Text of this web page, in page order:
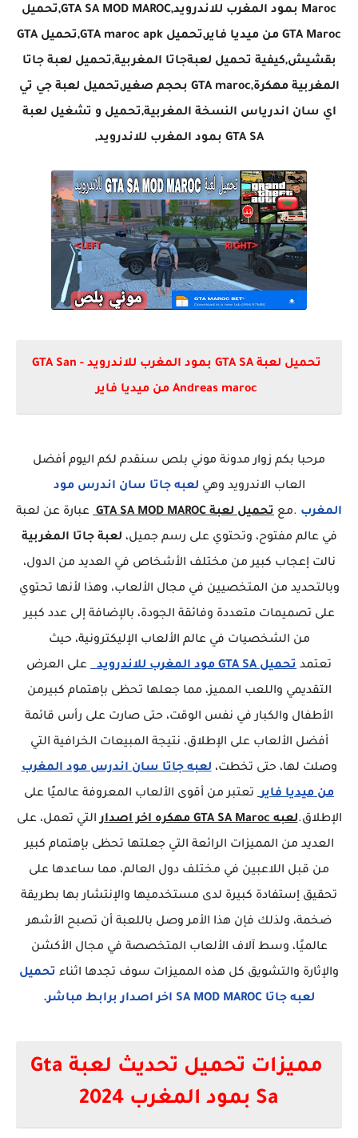
Maroc بمود المغرب للاندرويد,GTA SA MOD MAROC,تحميل
GTA Maroc من ميديا فاير,تحميل GTA maroc apk,تحميل GTA
بقشيش,كيفية تحميل لعبةجاتا المغربية,تحميل لعبة جاتا
المغربية مهكرة,GTA maroc بحجم صغير,تحميل لعبة جي تي
اي سان اندرياس النسخة المغربية,تحميل و تشغيل لعبة
GTA SA بمود المغرب للاندرويد,
تحميل لعبة GTA SA بمود المغرب للاندرويد - GTA San
Andreas maroc من ميديا فاير
مرحبا بكم زوار مدونة موني بلص سنقدم لكم اليوم أفضل
العاب الاندرويد وهي لعبه جاتا سان اندرس مود
المغرب .مع تحميل لعبة GTA SA MOD MAROC
عبارة عن لعبة
في عالم مفتوح، وتحتوي على رسم جميل، لعبة جاتا المغربية
نالت إعجاب كبير من مختلف الأشخاص في العديد من الدول،
وبالتحديد من المتخصيين في مجال الألعاب، وهذا لأنها تحتوي
على تصميمات متعددة وفائقة الجودة، بالإضافة إلى عدد كبير
من الشخصيات في عالم الألعاب الإليكترونية، حيث
تعتمد تحميل GTA SA مود المغرب للاندرويد
على العرض
التقديمي واللعب المميز، مما جعلها تحظى بإهتمام كبيرمن
الأطفال والكبار في نفس الوقت، حتى صارت على رأس قائمة
أفضل الألعاب على الإطلاق، نتيجة المبيعات الخرافية التي
وصلت لها، حتى تخطت،لعبه جاتا سان اندرس مود المغرب
من ميديا فاير تعتبر من أقوى الألعاب المعروفة عالميًا على
الإطلاق.لعبه GTA SA Maroc مهكره اخر اصدار
التي تعمل، على
العديد من المميزات الرائعة التي جعلتها تحظى بإهتمام كبير
من قبل اللاعبين في مختلف دول العالم، مما ساعدها على
تحقيق إستفادة كبيرة لدى مستخدميها والإنتشار بها بطريقة
ضخمة، ولذلك فإن هذا الأمر وصل باللعبة أن تصبح الأشهر
عالميًا، وسط آلاف الألعاب المتخصصة في مجال الأكشن
والإثارة والتشويق كل هذه المميزات سوف تجدها اثناء تحميل
لعبه جاتا SA MOD MAROC اخر اصدار برابط مباشر.
مميزات تحميل تحديث لعبة Gta
Sa بمود المغرب 2024